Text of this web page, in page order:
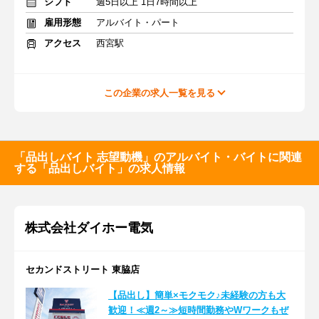
雇用形態
アルバイト・パート
アクセス
西宮駅
この企業の求人一覧を見る
「品出しバイト 志望動機」のアルバイト・バイトに関連
する「品出しバイト」の求人情報
株式会社ダイホー電気
セカンドストリート 東脇店
【品出し】簡単×モクモク♪未経験の方も大
歓迎！≪週2～≫短時間勤務やWワークもぜ